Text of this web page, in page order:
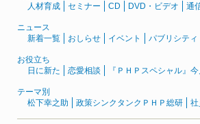
人材育成
セミナー CD DVD・ビデオ 通
ニュース
新着一覧
おしらせ イベント パブリシティ
お役立ち
日に新た
恋愛相談 『ＰＨＰスペシャル』
テーマ別
松下幸之助
政策シンクタンクＰＨＰ総研